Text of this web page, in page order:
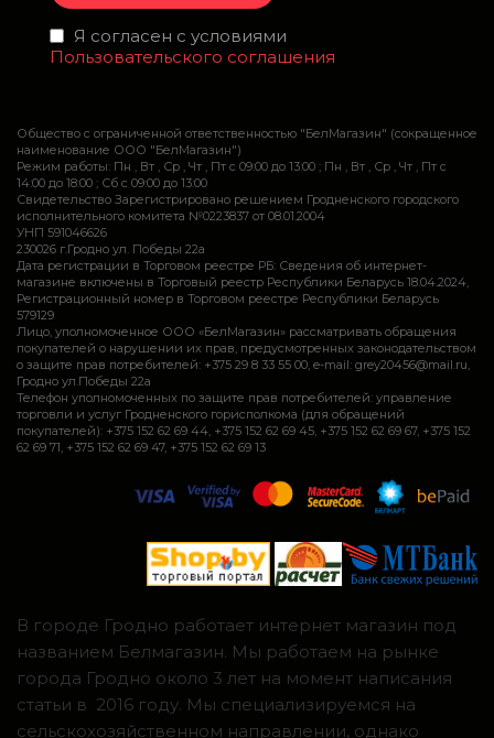
Я согласен с условиями
Пользовательского соглашения
Общество с ограниченной ответственностью "БелМагазин" (сокращенное
наименование ООО "БелМагазин")
Режим работы: Пн , Вт , Ср , Чт , Пт c 09:00 до 13:00 ; Пн , Вт , Ср , Чт , Пт c
14:00 до 18:00 ; Сб c 09:00 до 13:00
Свидетельство Зарегистрировано решением Гродненского городского
исполнительного комитета №0223837 от 08.01.2004
УНП 591046626
230026 г.Гродно ул. Победы 22а
Дата регистрации в Торговом реестре РБ: Сведения об интернет-
магазине включены в Торговый реестр Республики Беларусь 18.04.2024,
Регистрационный номер в Торговом реестре Республики Беларусь
579129
Лицо, уполномоченное ООО «БелМагазин» рассматривать обращения
покупателей о нарушении их прав, предусмотренных законодательством
о защите прав потребителей: +375 29 8 33 55 00, e-mail: grey20456@mail.ru,
Гродно ул.Победы 22а
Телефон уполномоченных по защите прав потребителей: управление
торговли и услуг Гродненского горисполкома (для обращений
покупателей): +375 152 62 69 44, +375 152 62 69 45, +375 152 62 69 67, +375 152
62 69 71, +375 152 62 69 47, +375 152 62 69 13
В городе Гродно работает интернет магазин под
названием Белмагазин. Мы работаем на рынке
города Гродно около 3 лет на момент написания
статьи в 2016 году. Мы специализируемся на
сельскохозяйственном направлении, однако